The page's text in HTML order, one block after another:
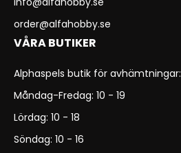
order@alfahobby.se
VÅRA BUTIKER
Alphaspels butik för avhämtningar:
Måndag-Fredag: 10 - 19
Lördag: 10 - 18
Söndag: 10 - 16